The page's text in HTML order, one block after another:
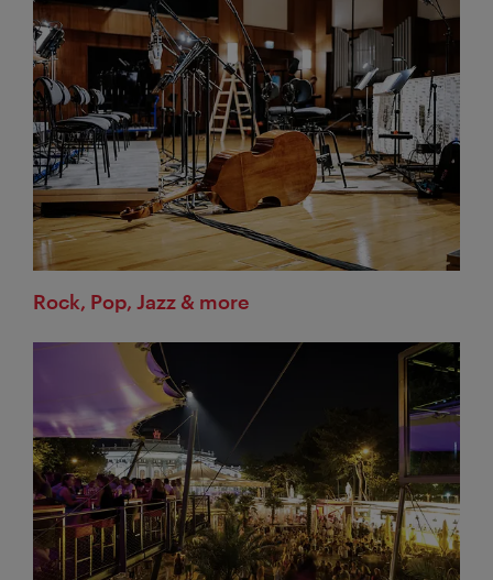
Rock, Pop, Jazz & more